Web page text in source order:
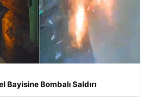
Bayisine Bombalı Saldırı